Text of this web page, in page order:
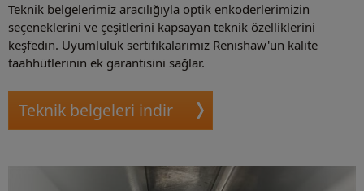
Teknik belgelerimiz aracılığıyla optik enkoderlerimizin
seçeneklerini ve çeşitlerini kapsayan teknik özelliklerini
keşfedin. Uyumluluk sertifikalarımız Renishaw'un kalite
taahhütlerinin ek garantisini sağlar.
Teknik belgeleri indir